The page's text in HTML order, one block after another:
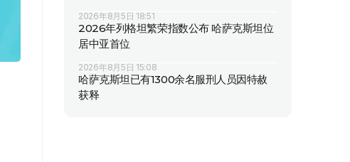
2026年8月5日 18:51
2026年列格坦繁荣指数公布 哈萨克斯坦位
居中亚首位
2026年8月5日 15:08
哈萨克斯坦已有1300余名服刑人员因特赦
获释